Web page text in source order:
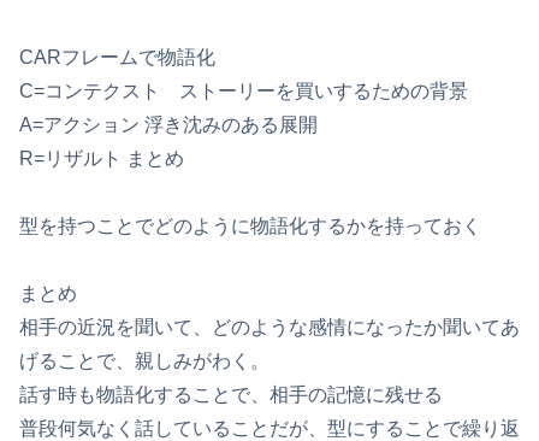
CARフレームで物語化
C=コンテクスト ストーリーを買いするための背景
A=アクション 浮き沈みのある展開
R=リザルト まとめ
型を持つことでどのように物語化するかを持っておく
まとめ
相手の近況を聞いて、どのような感情になったか聞いてあ
げることで、親しみがわく。
話す時も物語化することで、相手の記憶に残せる
普段何気なく話していることだが、型にすることで繰り返